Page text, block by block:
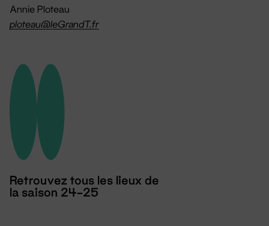
Annie Ploteau
ploteau@leGrandT.fr
Retrouvez tous les lieux de
la saison 24-25